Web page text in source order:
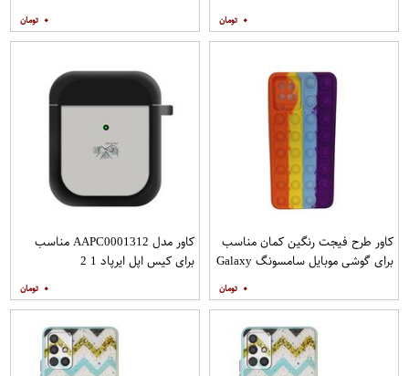
۰ ۰
کاور طرح فیجت رنگین کمان مناسب
برای گوشی موبایل سامسونگ Galaxy
۰
کاور مدل AAPC0001312 مناسب
برای کیس اپل ایرپاد 1 2
۰